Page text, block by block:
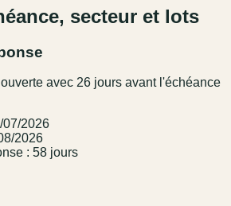
secteur et lots
avec 26 jours avant l'échéance
07/2026
2026
: 58 jours